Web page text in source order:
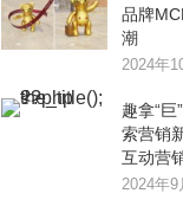
品牌
潮
2024年
趣拿“巨
索营销
互动营
2024年9